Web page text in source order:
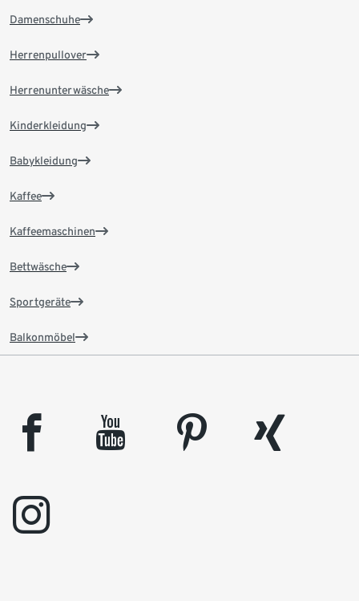
Damenschuhe
Herrenpullover
Herrenunterwäsche
Kinderkleidung
Babykleidung
Kaffee
Kaffeemaschinen
Bettwäsche
Sportgeräte
Balkonmöbel
facebook youtube pinterest
xing
instagram